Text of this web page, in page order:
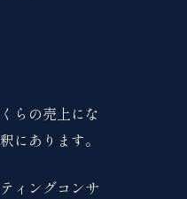
らの売上にな
にあります。
ィングコンサ